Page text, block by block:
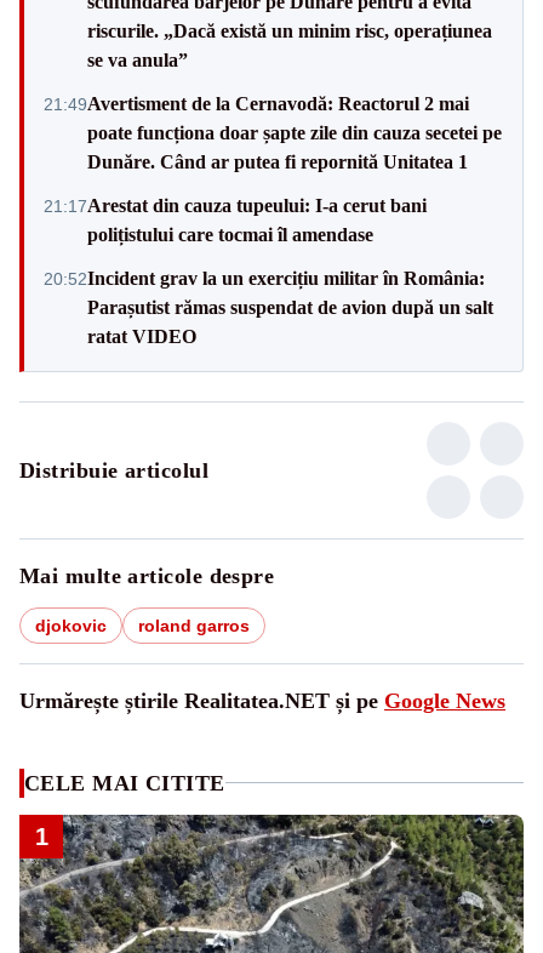
riscurile. „Dacă există un minim risc, operațiunea
se va anula”
21:49Avertisment de la Cernavodă: Reactorul 2 mai
poate funcționa doar șapte zile din cauza secetei pe
Dunăre. Când ar putea fi repornită Unitatea 1
21:17Arestat din cauza tupeului: I-a cerut bani
polițistului care tocmai îl amendase
20:52Incident grav la un exercițiu militar în România:
Parașutist rămas suspendat de avion după un salt
ratat VIDEO
Distribuie articolul
Mai multe articole despre
djokovic roland garros
Urmărește știrile Realitatea.NET și pe Google News
CELE MAI CITITE
1